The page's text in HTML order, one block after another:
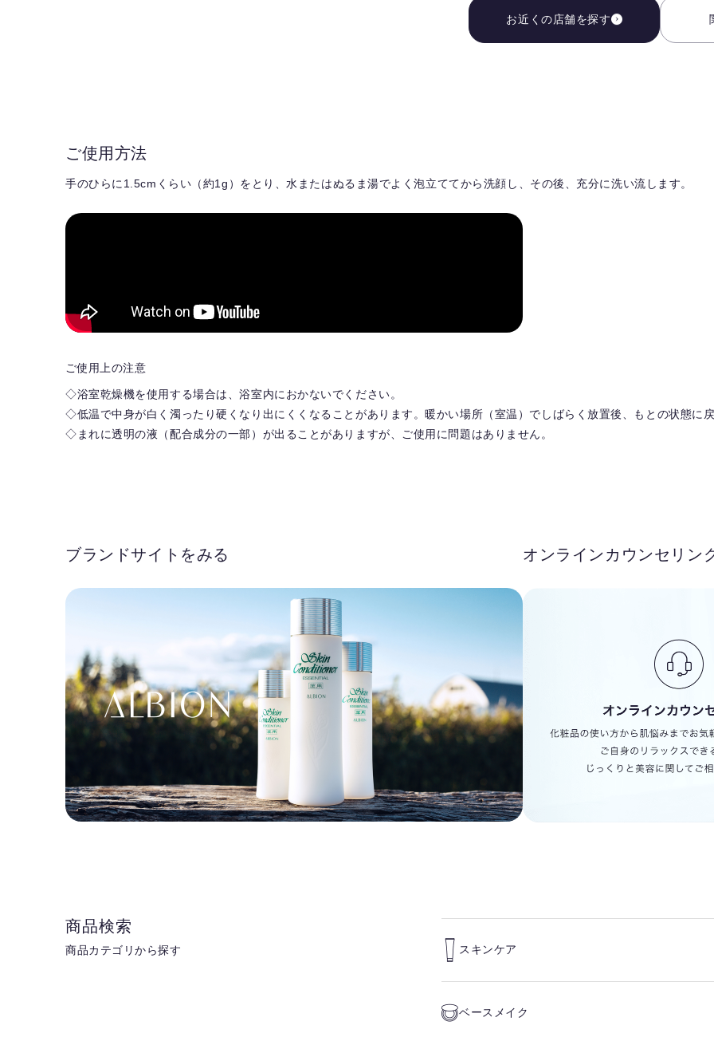
お近くの店舗を探す
ご使用方法
手のひらに1.5cmくらい（約1g）をとり、水またはぬるま湯でよく泡立ててから洗顔し、その後、充分に洗い流します。
ご使用上の注意
◇浴室乾燥機を使用する場合は、浴室内におかないでください。
◇低温で中身が白く濁ったり硬くなり出にくくなることがあります。暖かい場所（室温）でしばらく放置後、もとの状態に
◇まれに透明の液（配合成分の一部）が出ることがありますが、ご使用に問題はありません。
ブランドサイトをみる オンラインカウンセリン
商品検索
商品カテゴリから探す スキンケア
ベースメイク